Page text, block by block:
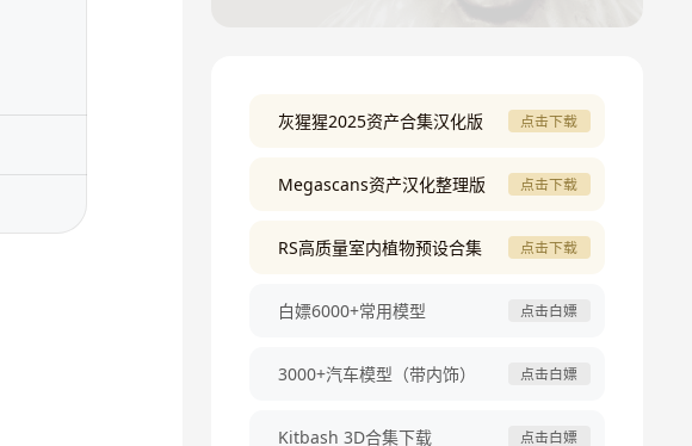
灰猩猩2025资产合集汉化版 点击下载
Megascans资产汉化整理版 点击下载
RS高质量室内植物预设合集 点击下载
白嫖6000+常用模型 点击白嫖
3000+汽车模型（带内饰） 点击白嫖
Kitbash 3D合集下载 点击白嫖